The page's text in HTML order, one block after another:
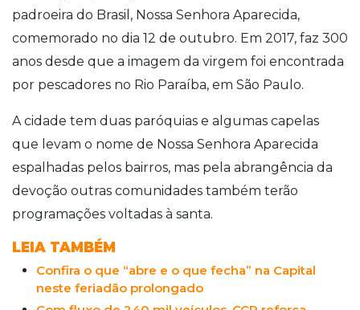
padroeira do Brasil, Nossa Senhora Aparecida,
comemorado no dia 12 de outubro. Em 2017, faz 300
anos desde que a imagem da virgem foi encontrada
por pescadores no Rio Paraíba, em São Paulo.
A cidade tem duas paróquias e algumas capelas
que levam o nome de Nossa Senhora Aparecida
espalhadas pelos bairros, mas pela abrangência da
devoção outras comunidades também terão
programações voltadas à santa.
LEIA TAMBÉM
Confira o que “abre e o que fecha” na Capital
neste feriadão prolongado